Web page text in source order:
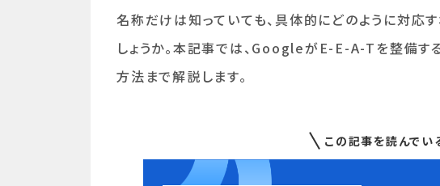
名称だけは知っていても、具体的にどのように対応
しょうか。本記事では、GoogleがE-E-A-Tを整備
方法まで解説します。
この記事を読んでい